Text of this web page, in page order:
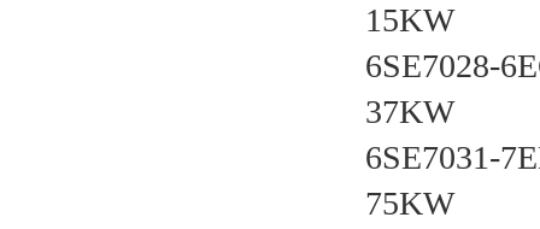
15KW
6SE7028-
37KW
6SE7031-
75KW